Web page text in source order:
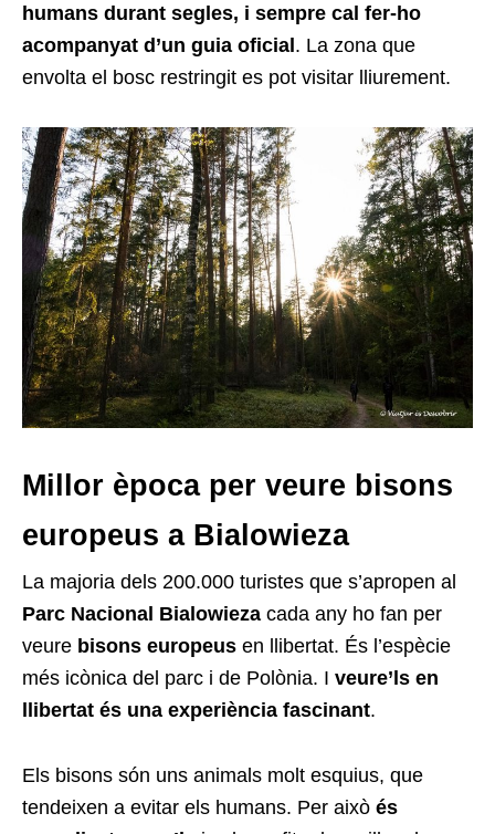
humans durant segles, i sempre cal fer-ho
acompanyat d’un guia oficial. La zona que
envolta el bosc restringit es pot visitar lliurement.
Millor època per veure bisons
europeus a Bialowieza
La majoria dels 200.000 turistes que s’apropen al
Parc Nacional Bialowieza cada any ho fan per
veure bisons europeus en llibertat. És l’espècie
més icònica del parc i de Polònia. I veure’ls en
llibertat és una experiència fascinant.
Els bisons són uns animals molt esquius, que
tendeixen a evitar els humans. Per això és